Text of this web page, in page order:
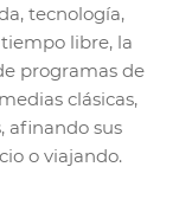
tecnología,
libre, la
programas de
clásicas,
afinando sus
o viajando.